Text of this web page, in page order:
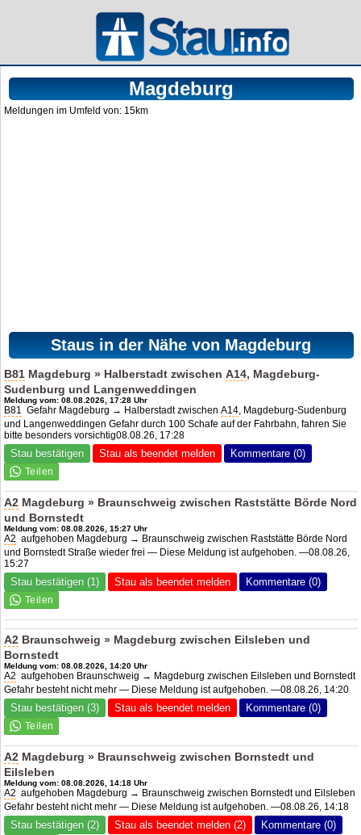
Magdeburg
Meldungen im Umfeld von: 15km
Staus in der Nähe von Magdeburg
B81 Magdeburg » Halberstadt zwischenA14, Magdeburg-
Sudenburg und Langenweddingen
Meldung vom: 08.08.2026, 17:28 Uhr
B81 Gefahr Magdeburg → Halberstadt zwischenA14, Magdeburg-Sudenburg
und Langenweddingen Gefahr durch 100 Schafe auf der Fahrbahn, fahren Sie
bitte besonders vorsichtig08.08.26, 17:28
Stau bestätigen Stau als beendet melden Kommentare (0)
A2 Magdeburg » Braunschweig zwischen Raststätte Börde Nord
und Bornstedt
Meldung vom: 08.08.2026, 15:27 Uhr
A2 aufgehoben Magdeburg → Braunschweig zwischen Raststätte Börde Nord
und Bornstedt Straße wieder frei — Diese Meldung ist aufgehoben. —08.08.26,
15:27
Stau bestätigen (1) Stau als beendet melden Kommentare (0)
A2 Braunschweig » Magdeburg zwischen Eilsleben und
Bornstedt
Meldung vom: 08.08.2026, 14:20 Uhr
A2 aufgehoben Braunschweig → Magdeburg zwischen Eilsleben und Bornstedt
Gefahr besteht nicht mehr — Diese Meldung ist aufgehoben. —08.08.26, 14:20
Stau bestätigen (3) Stau als beendet melden Kommentare (0)
A2 Magdeburg » Braunschweig zwischen Bornstedt und
Eilsleben
Meldung vom: 08.08.2026, 14:18 Uhr
A2 aufgehoben Magdeburg → Braunschweig zwischen Bornstedt und Eilsleben
Gefahr besteht nicht mehr — Diese Meldung ist aufgehoben. —08.08.26, 14:18
Stau bestätigen (2) Stau als beendet melden (2) Kommentare (0)